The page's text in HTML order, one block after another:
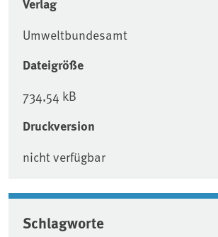
Verlag
Umweltbundesamt
Dateigröße
734,54 kB
Druckversion
nicht verfügbar
Schlagworte